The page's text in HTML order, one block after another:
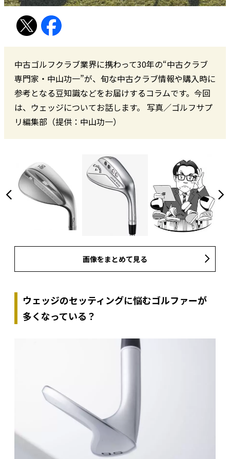
中古ゴルフクラブ業界に携わって30年の“中古クラブ
専門家・中山功一”が、旬な中古クラブ情報や購入時に
参考となる豆知識などをお届けするコラムです。今回
は、ウェッジについてお話します。 写真／ゴルフサプ
リ編集部（提供：中山功一）
画像をまとめて見る
ウェッジのセッティングに悩むゴルファーが
多くなっている？